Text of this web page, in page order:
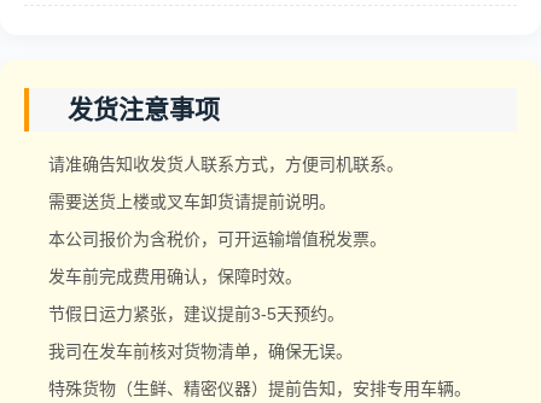
发货注意事项
请准确告知收发货人联系方式，方便司机联系。
需要送货上楼或叉车卸货请提前说明。
本公司报价为含税价，可开运输增值税发票。
发车前完成费用确认，保障时效。
节假日运力紧张，建议提前3-5天预约。
我司在发车前核对货物清单，确保无误。
特殊货物（生鲜、精密仪器）提前告知，安排专用车辆。